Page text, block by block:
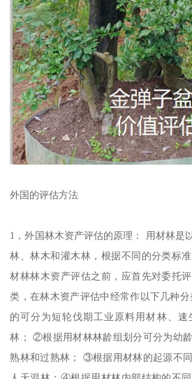
外国的评估方法
1，外国林木资产评估的原理： 用材林是
林、林木和灌木林，根据不同的分类标
材林林木资产评估之前，应首先对委托
类，在林木资产评估中经常作以下几种
的可分为短轮伐期工业原料用材林、
林； ②根据用材林林龄组划分可分为幼
熟林和过熟林； ③根据用材林的起源不